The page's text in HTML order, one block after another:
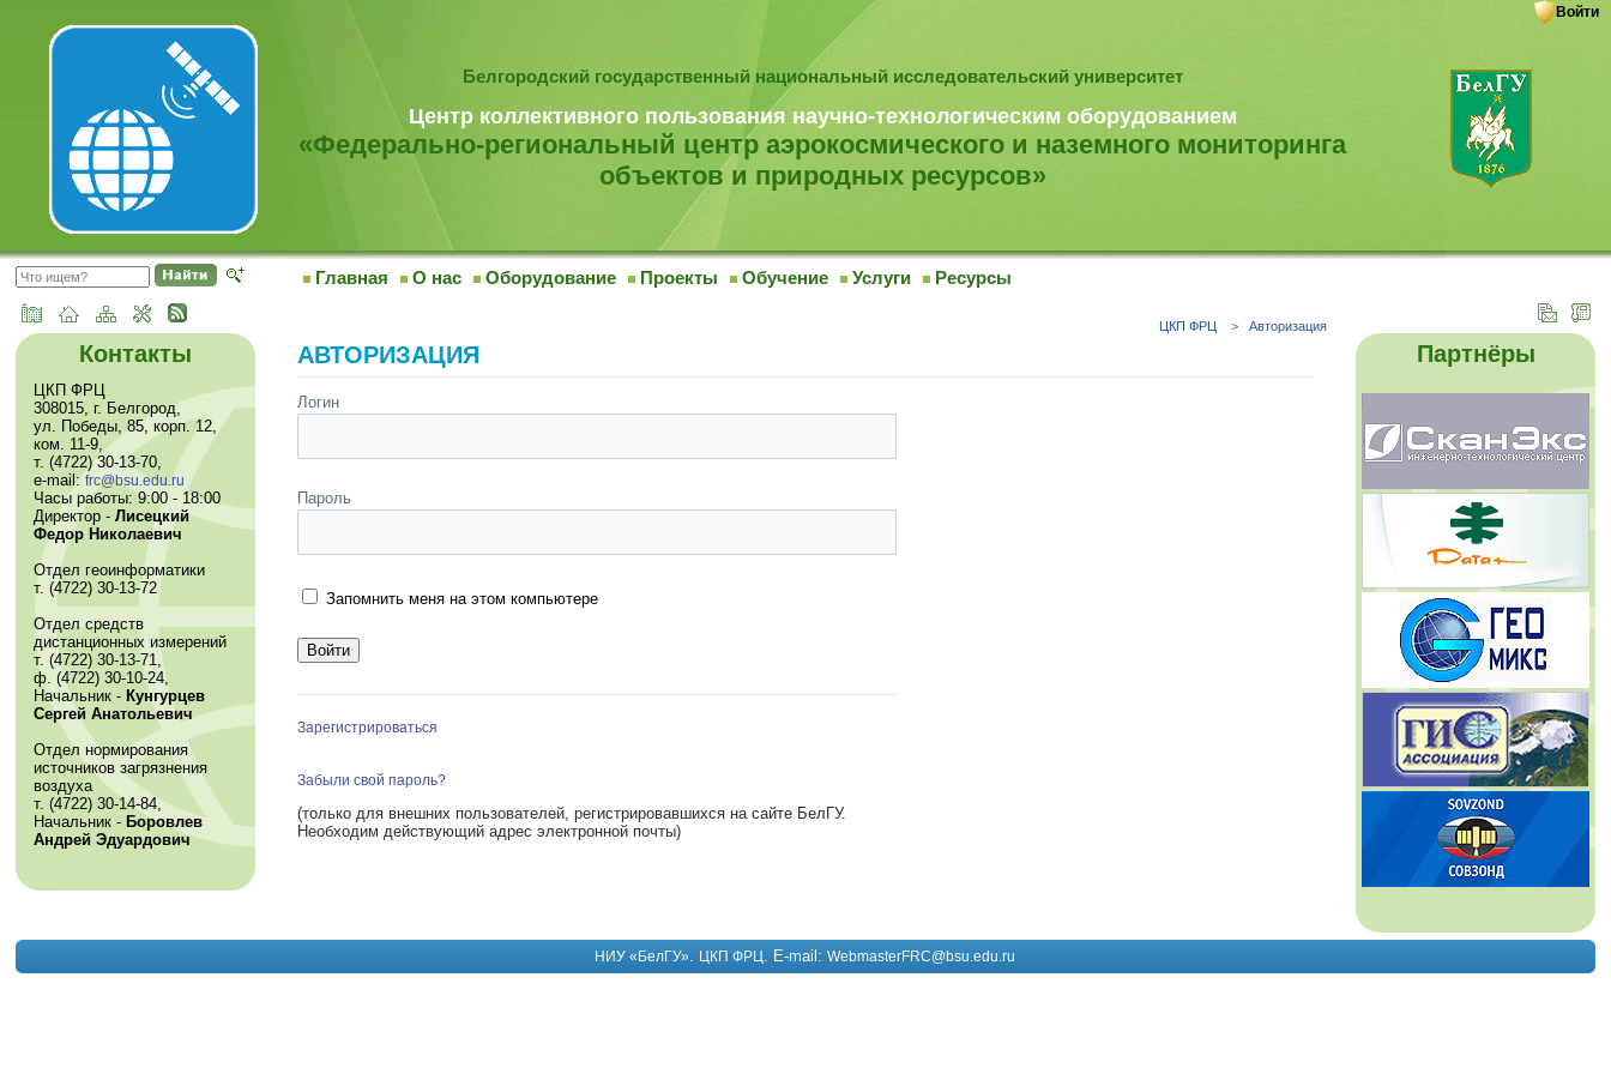
Войти
Белгородский государственный национальный исследовательский университет
Центр коллективного пользования научно-технологическим оборудованием
«Федерально-региональный центр аэрокосмического и наземного мониторинга
объектов и природных ресурсов»
Главная О нас Оборудование Проекты Обучение Услуги Ресурсы
ЦКП ФРЦ > Авторизация
Контакты
ЦКП ФРЦ
308015, г. Белгород,
ул. Победы, 85, корп. 12,
ком. 11-9,
т. (4722) 30-13-70,
e-mail:frc@bsu.edu.ru
Часы работы: 9:00 - 18:00
Директор - Лисецкий
Федор Николаевич
Отдел геоинформатики
т. (4722) 30-13-72
Отдел средств
дистанционных измерений
т. (4722) 30-13-71,
ф. (4722) 30-10-24,
Начальник - Кунгурцев
Сергей Анатольевич
Отдел нормирования
источников загрязнения
воздуха
т. (4722) 30-14-84,
Начальник - Боровлев
Андрей Эдуардович
АВТОРИЗАЦИЯ
Логин
Пароль
Запомнить меня на этом компьютере
Зарегистрироваться
Забыли свой пароль?
(только для внешних пользователей, регистрировавшихся на сайте БелГУ.
Необходим действующий адрес электронной почты)
Партнёры
НИУ «БелГУ». ЦКП ФРЦ. E-mail: WebmasterFRC@bsu.edu.ru